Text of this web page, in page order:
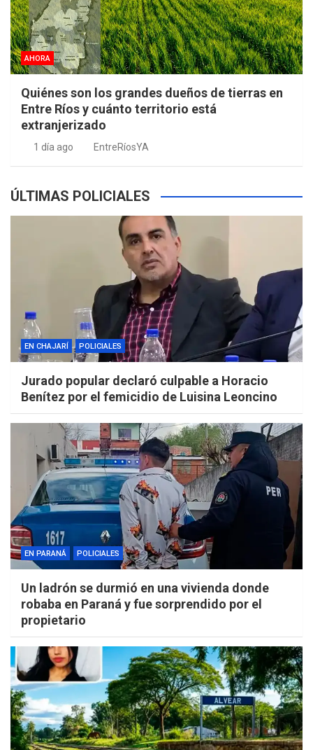
AHORA
Quiénes son los grandes dueños de tierras en
Entre Ríos y cuánto territorio está
extranjerizado
1 día ago EntreRíosYA
ÚLTIMAS POLICIALES
EN CHAJARÍ POLICIALES
Jurado popular declaró culpable a Horacio
Benítez por el femicidio de Luisina Leoncino
EN PARANÁ POLICIALES
Un ladrón se durmió en una vivienda donde
robaba en Paraná y fue sorprendido por el
propietario